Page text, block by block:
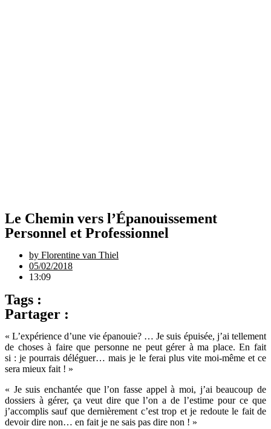
Le Chemin vers l’Épanouissement
Personnel et Professionnel
by Florentine van Thiel
05/02/2018
13:09
Tags :
Partager :
« L’expérience d’une vie épanouie? … Je suis épuisée, j’ai tellement
de choses à faire que personne ne peut gérer à ma place. En fait
si : je pourrais déléguer… mais je le ferai plus vite moi-même et ce
sera mieux fait ! »
« Je suis enchantée que l’on fasse appel à moi, j’ai beaucoup de
dossiers à gérer, ça veut dire que l’on a de l’estime pour ce que
j’accomplis sauf que dernièrement c’est trop et je redoute le fait de
devoir dire non… en fait je ne sais pas dire non ! »